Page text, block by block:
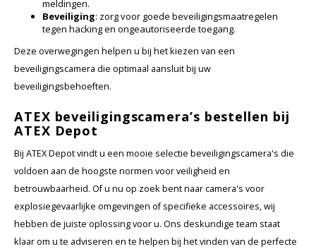
meldingen.
Beveiliging: zorg voor goede beveiligingsmaatregelen
tegen hacking en ongeautoriseerde toegang.
Deze overwegingen helpen u bij het kiezen van een
beveiligingscamera die optimaal aansluit bij uw
beveiligingsbehoeften.
ATEX beveiligingscamera’s bestellen bij
ATEX Depot
Bij ATEX Depot vindt u een mooie selectie beveiligingscamera's die
voldoen aan de hoogste normen voor veiligheid en
betrouwbaarheid. Of u nu op zoek bent naar camera's voor
explosiegevaarlijke omgevingen of specifieke accessoires, wij
hebben de juiste oplossing voor u. Ons deskundige team staat
klaar om u te adviseren en te helpen bij het vinden van de perfecte